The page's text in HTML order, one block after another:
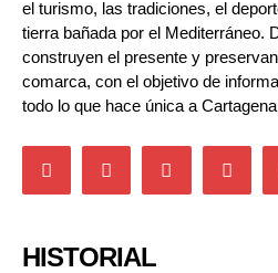
el turismo, las tradiciones, el
tierra bañada por el Mediterráneo.
construyen el presente y
comarca, con el objetivo de
todo lo que hace única a
HISTORIAL